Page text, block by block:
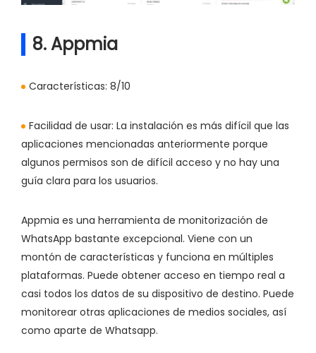
8. Appmia
Características: 8/10
Facilidad de usar: La instalación es más difícil que las
aplicaciones mencionadas anteriormente porque
algunos permisos son de difícil acceso y no hay una
guía clara para los usuarios.
Appmia es una herramienta de monitorización de
WhatsApp bastante excepcional. Viene con un
montón de características y funciona en múltiples
plataformas. Puede obtener acceso en tiempo real a
casi todos los datos de su dispositivo de destino. Puede
monitorear otras aplicaciones de medios sociales, así
como aparte de Whatsapp.